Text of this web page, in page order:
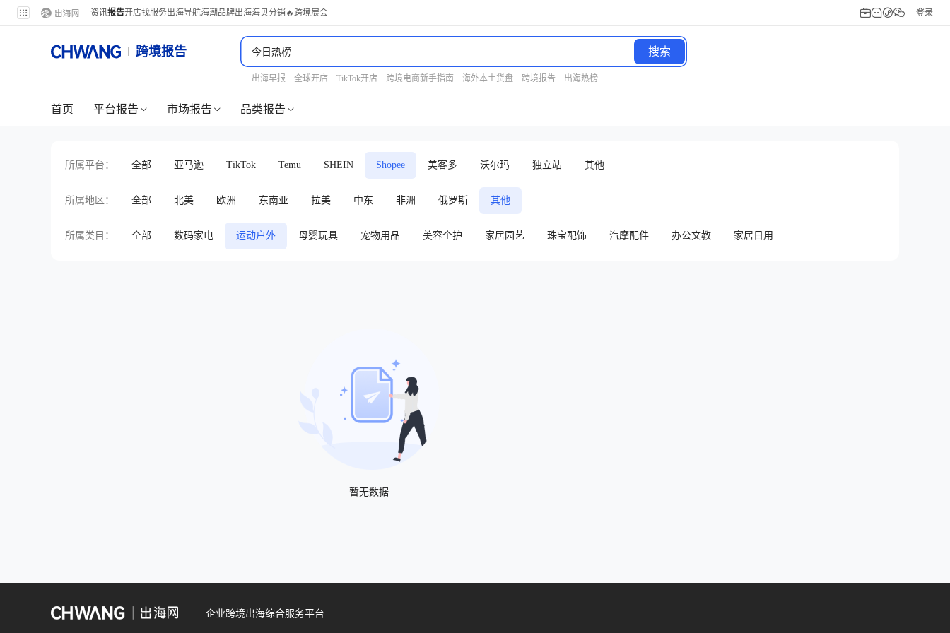
资讯报告开店找服务出海导航海潮品牌出海海贝分销 🔥跨境展会 登录
跨境报告 搜索
出海早报 全球开店 TikTok开店 跨境电商新手指南 海外本土货盘 跨境报告 出海热榜
首页 平台报告 市场报告 品类报告
所属平台： 全部 亚马逊 TikTok Temu SHEIN Shopee 美客多 沃尔玛 独立站 其他
所属地区： 全部 北美 欧洲 东南亚 拉美 中东 非洲 俄罗斯 其他
所属类目： 全部 数码家电 运动户外 母婴玩具 宠物用品 美容个护 家居园艺 珠宝配饰 汽摩配件 办公文教 家居日用
暂无数据
企业跨境出海综合服务平台